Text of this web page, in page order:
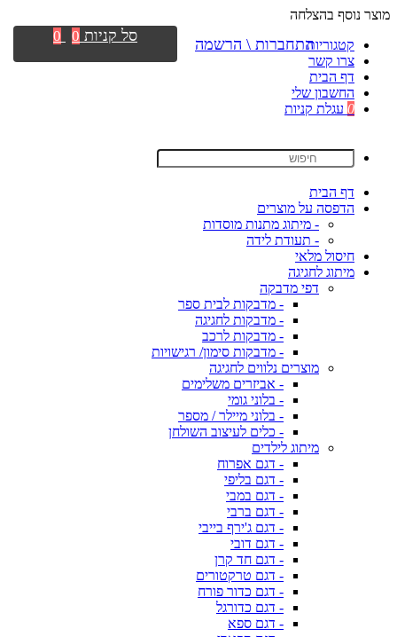
מוצר נוסף בהצלחה
קטגוריות
צרו קשר
דף הבית
החשבון שלי
0 עגלת קניות
דף הבית
הדפסה על מוצרים
- מיתוג מתנות מוסדות
- תעודת לידה
חיסול מלאי
מיתוג לחגיגה
דפי מדבקה
- מדבקות לבית ספר
- מדבקות לחגיגה
- מדבקות לרכב
- מדבקות סימון/ רגישויות
מוצרים נלווים לחגיגה
- אביזרים משלימים
- בלוני גומי
- בלוני מיילר / מספר
- כלים לעיצוב השולחן
מיתוג לילדים
- דגם אפרוח
- דגם בליפי
- דגם במבי
- דגם ברבי
- דגם ג'ירף בייבי
- דגם דובי
- דגם חד קרן
- דגם טרקטורים
- דגם כדור פורח
- דגם כדורגל
- דגם ספא
התחברות \ הרשמה סל קניות 0
0